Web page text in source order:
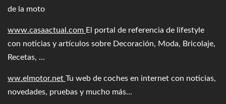
de la moto
www.casaactual.com El portal de referencia de lifestyle
con noticias y artículos sobre Decoración, Moda, Bricolaje,
Recetas, ...
ww.elmotor.net Tu web de coches en internet con noticias,
novedades, pruebas y mucho más...